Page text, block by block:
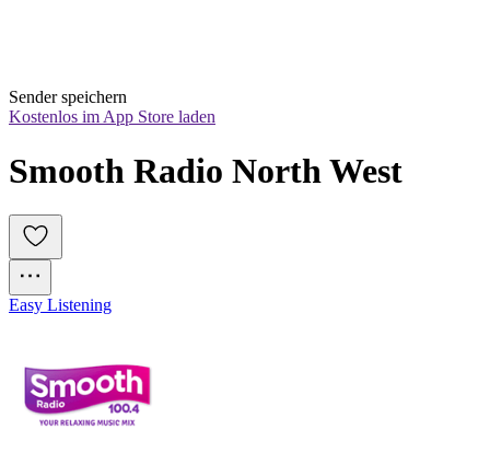
Sender speichern
Kostenlos im App Store laden
Smooth Radio North West
Easy Listening